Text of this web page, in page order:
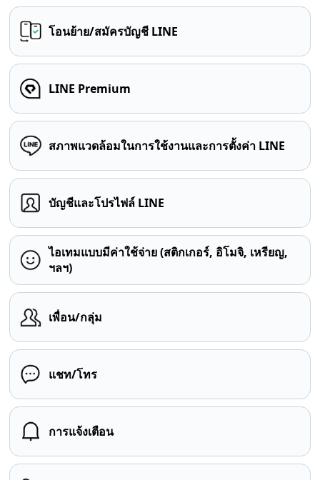
โอนย้าย/สมัครบัญชี LINE
LINE Premium
สภาพแวดล้อมในการใช้งานและการตั้งค่า LINE
บัญชีและโปรไฟล์ LINE
ไอเทมแบบมีค่าใช้จ่าย (สติกเกอร์, อิโมจิ, เหรียญ,
ฯลฯ)
เพื่อน/กลุ่ม
แชท/โทร
การแจ้งเตือน